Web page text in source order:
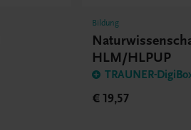
Bildung
HLM/HLPUP
TRAUNER-
€ 19,57